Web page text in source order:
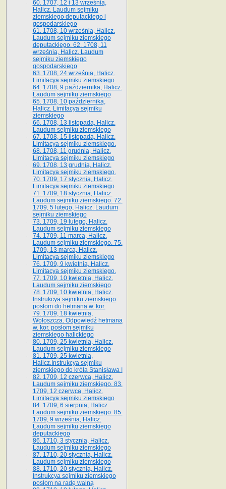
60. 1707, 12 i 13 września,
Halicz. Laudum sejmiku
ziemskiego deputackiego i
gospodarskiego
61. 1708, 10 września, Halicz.
Laudum sejmiku ziemskiego
deputackiego. 62. 1708, 11
września, Halicz. Laudum
sejmiku ziemskiego
gospodarskiego
63. 1708, 24 września, Halicz.
Limitacya sejmiku ziemskiego.
64. 1708, 9 października, Halicz.
Laudum sejmiku ziemskiego
65­. 1708, 10 października,
Halicz. Limitacya sejmiku
ziemskiego
66. 1708, 13 listopada, Halicz.
Laudum sejmiku ziemskiego
67. 1708, 15 listopada, Halicz.
Limitacya sejmiku ziemskiego.
68. 1708, 11 grudnia, Halicz.
Limitacya sejmiku ziemskiego
69. 1708, 13 grudnia, Halicz.
Limitacya sejmiku ziemskiego.
70. 1709, 17 stycznia, Halicz.
Limitacya sejmiku ziemskiego
71. 1709, 18 stycznia, Halicz.
Laudum sejmiku ziemskiego. 72.
1709, 5 lutego, Halicz. Laudum
sejmiku ziemskiego
73. 1709, 19 lutego, Halicz.
Laudum sejmiku ziemskiego
74. 1709, 11 marca, Halicz.
Laudum sejmiku ziemskiego. 75.
1709, 13 marca, Halicz.
Limitacya sejmiku ziemskiego
76. 1709, 9 kwietnia, Halicz.
Limitacya sejmiku ziemskiego.
77. 1709, 10 kwietnia, Halicz.
Laudum sejmiku ziemskiego
78. 1709, 10 kwietnia, Halicz.
Instrukcya sejmiku ziemskiego
posłom do hetmana w. kor.
79. 1709, 18 kwietnia,
Wołoszcza. Odpowiedź hetmana
w. kor. posłom sejmiku
ziemskiego halickiego
80. 1709, 25 kwietnia, Halicz.
Laudum sejmiku ziemskiego
81. 1709, 25 kwietnia,
Halicz.Instrukcya sejmiku
ziemskiego do króla Stanisława I
82. 1709, 12 czerwca, Halicz.
Laudum sejmiku ziemskiego. 83.
1709, 12 czerwca, Halicz.
Limitacya sejmiku ziemskiego
84. 1709, 6 sierpnia, Halicz.
Laudum sejmiku ziemskiego. 85.
1709, 9 września, Halicz.
Laudum sejmiku ziemskiego
deputackiego
86. 1710, 3 stycznia, Halicz.
Laudum sejmiku ziemskiego
87. 1710, 20 stycznia, Halicz.
Laudum sejmiku ziemskiego
88. 1710, 20 stycznia, Halicz.
Instrukcya sejmiku ziemskiego
posłom na radę walną